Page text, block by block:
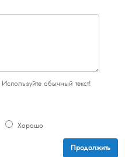
обычный текст!
Хорошо
Продолжить